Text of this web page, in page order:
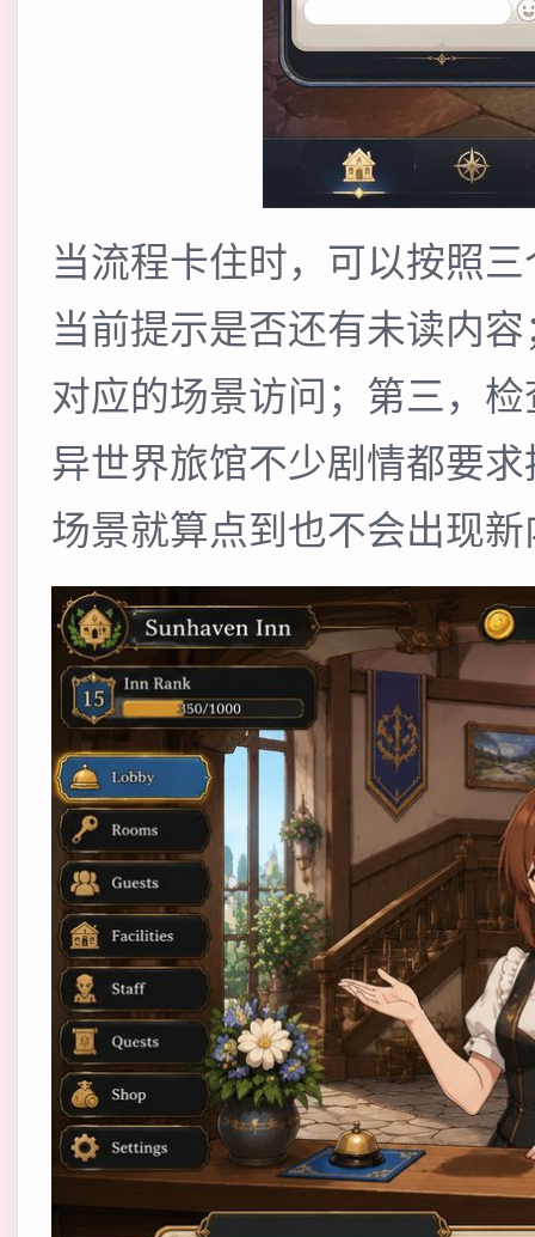
当流程卡住时，可以按照
当前提示是否还有未读内
对应的场景访问；第三，
异世界旅馆不少剧情都要
场景就算点到也不会出现